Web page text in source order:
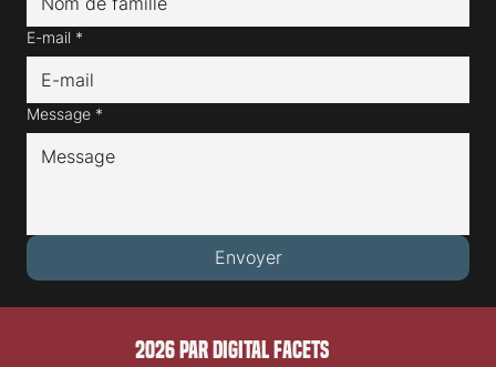
E-mail *
Message *
Envoyer
2026 PAR DIGITAL FACETS